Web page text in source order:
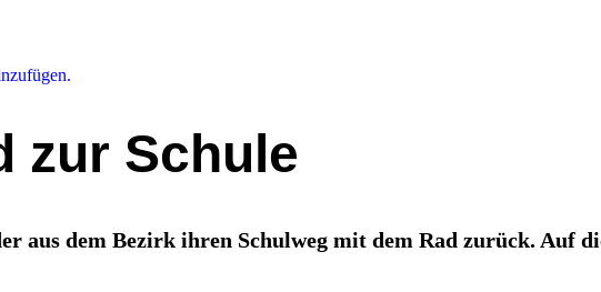
zur Schule
aus dem Bezirk ihren Schulweg mit dem Rad zurück. Auf